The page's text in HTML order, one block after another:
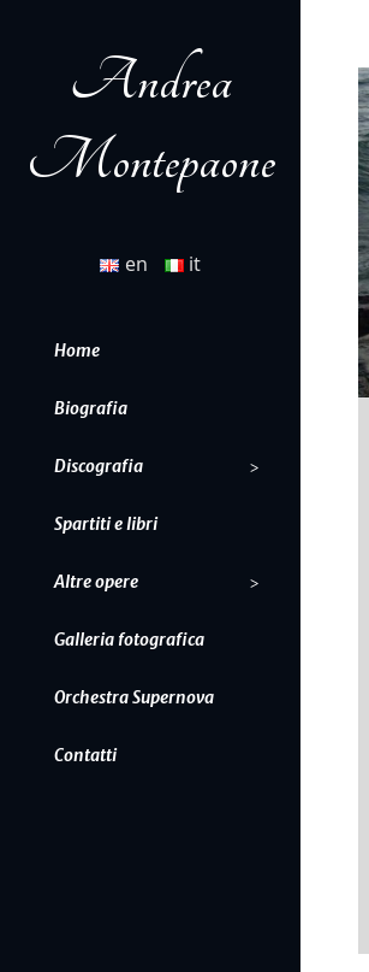
Andrea
Montepaone
en it
Home
Biografia
Discografia
Spartiti e libri
Altre opere
Galleria fotografica
Orchestra Supernova
Contatti